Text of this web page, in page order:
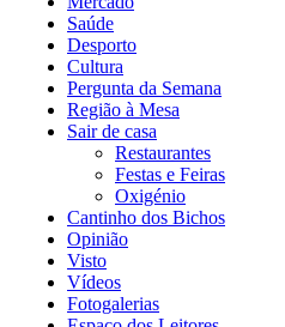
Saúde
Desporto
Cultura
Pergunta da Semana
Região à Mesa
Sair de casa
Restaurantes
Festas e Feiras
Oxigénio
Cantinho dos Bichos
Opinião
Visto
Vídeos
Fotogalerias